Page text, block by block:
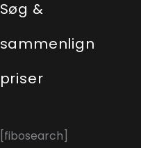
Søg &
sammenlign
priser
[fibosearch]